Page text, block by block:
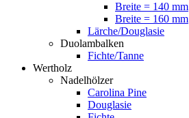
Breite = 140 mm
Breite = 160 mm
Lärche/Douglasie
Duolambalken
Fichte/Tanne
Wertholz
Nadelhölzer
Carolina Pine
Douglasie